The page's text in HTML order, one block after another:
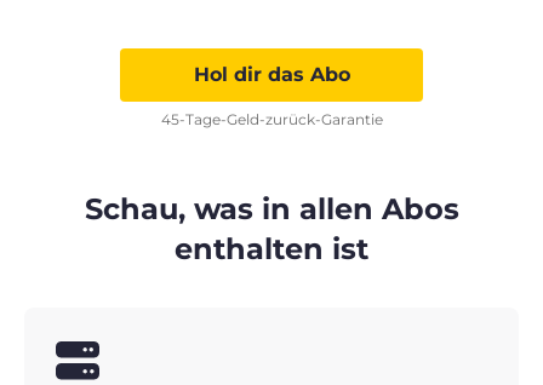
Hol dir das Abo
45-Tage-Geld-zurück-Garantie
Schau, was in allen Abos
enthalten ist